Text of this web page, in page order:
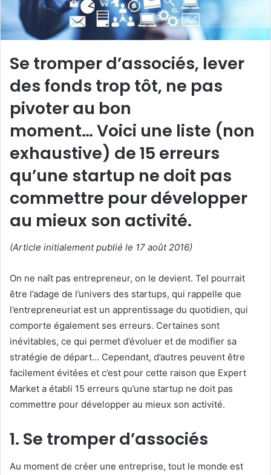
Se tromper d’associés, lever
des fonds trop tôt, ne pas
pivoter au bon
moment… Voici une liste (non
exhaustive) de 15 erreurs
qu’une startup ne doit pas
commettre pour développer
au mieux son activité.
(Article initialement publié le 17 août 2016)
On ne naît pas entrepreneur, on le devient. Tel pourrait
être l’adage de l’univers des startups, qui rappelle que
l’entrepreneuriat est un apprentissage du quotidien, qui
comporte également ses erreurs. Certaines sont
inévitables, ce qui permet d’évoluer et de modifier sa
stratégie de départ… Cependant, d’autres peuvent être
facilement évitées et c’est pour cette raison que Expert
Market a établi 15 erreurs qu’une startup ne doit pas
commettre pour développer au mieux son activité.
1. Se tromper d’associés
Au moment de créer une entreprise, tout le monde est